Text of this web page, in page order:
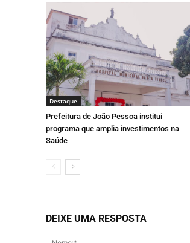
Destaque
Prefeitura de João Pessoa institui
programa que amplia investimentos na
Saúde
DEIXE UMA RESPOSTA